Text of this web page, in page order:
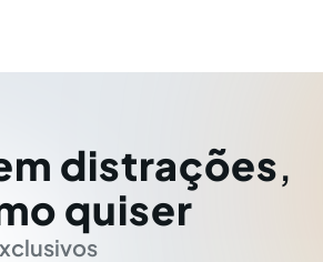
distrações,
quiser